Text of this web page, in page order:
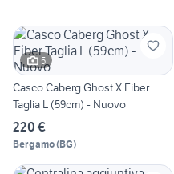
5
Casco Caberg Ghost X Fiber
Taglia L (59cm) - Nuovo
220 €
Bergamo(BG)